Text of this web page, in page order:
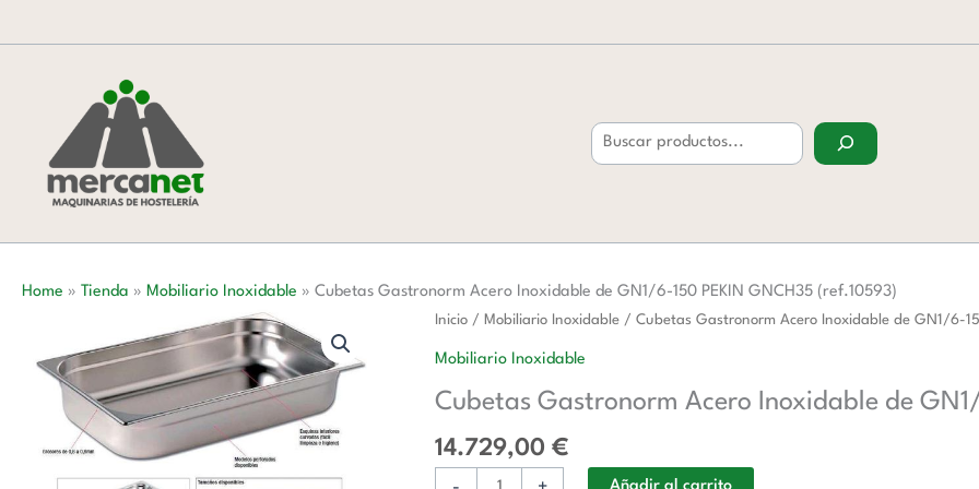
al
Home » Tienda » Mobiliario Inoxidable » Cubetas Gastronorm Acero Inoxidable de GN1/6-150 PEKIN GNCH35 (ref.10593)
Inicio / Mobiliario Inoxidable / Cubetas Gastronorm Acero Inoxidable de GN1/6-
Mobiliario Inoxidable
Cubetas Gastronorm Acero Inoxidable de
14.729,00€
Cubetas
Inoxidable
GN1/6-